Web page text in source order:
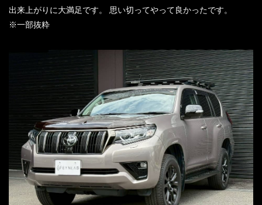
出来上がりに大満足です。 思い切ってやって良かったです。
※一部抜粋